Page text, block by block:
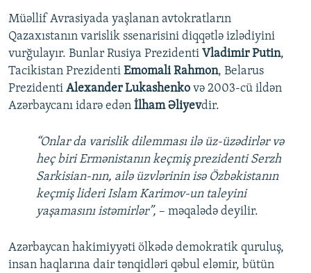
Müəllif Avrasiyada yaşlanan avtokratların
Qazaxıstanın varislik ssenarisini diqqətlə izlədiyini
vurğulayır. Bunlar Rusiya Prezidenti Vladimir Putin,
Tacikistan Prezidenti Emomali Rahmon, Belarus
Prezidenti Alexander Lukashenko və 2003-cü ildən
Azərbaycanı idarə edən İlham Əliyevdir.
“Onlar da varislik dilemması ilə üz-üzədirlər və
heç biri Ermənistanın keçmiş prezidenti Serzh
Sarkisian-nın, ailə üzvlərinin isə Özbəkistanın
keçmiş lideri Islam Karimov-un taleyini
yaşamasını istəmirlər”, – məqalədə deyilir.
Azərbaycan hakimiyyəti ölkədə demokratik quruluş,
insan haqlarına dair tənqidləri qəbul eləmir, bütün